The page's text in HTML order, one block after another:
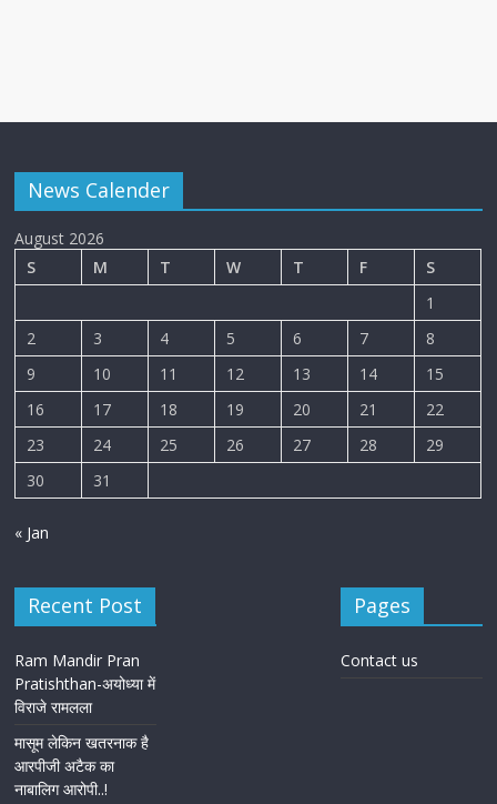
News Calender
August 2026
S
M T W T F
S
1
2
3 4 5 6 7
8
9
10 11 12 13 14
15
16
17 18 19 20 21
22
23
24 25 26 27 28
29
30
31
« Jan
Recent Post
Ram Mandir Pran
Pratishthan-अयोध्या में
विराजे रामलला
मासूम लेकिन खतरनाक है
आरपीजी अटैक का
नाबालिग आरोपी..!
Pages
Contact us